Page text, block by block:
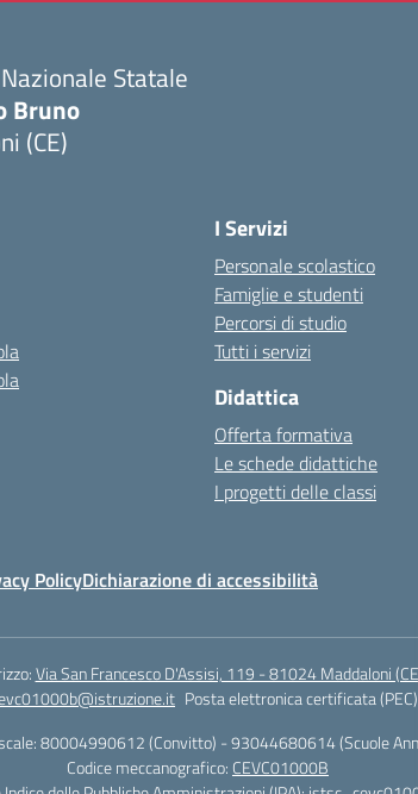
Statale
Bruno
(CE)
I Servizi
Personale scolastico
Famiglie e studenti
Percorsi di studio
Tutti i servizi
Didattica
Offerta formativa
Le schede didattiche
I progetti delle classi
PolicyDichiarazione di accessibilità
Via San Francesco D'Assisi, 119 - 81024 Maddaloni
Posta elettronica certificata
80004990612 (Convitto) - 93044680614 (Scuole
Codice meccanografico: CEVC01000B